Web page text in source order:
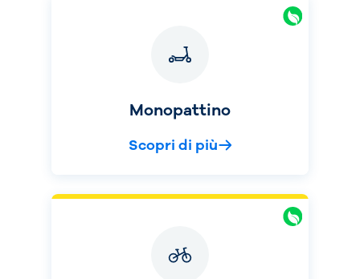
Monopattino
Scopri di più